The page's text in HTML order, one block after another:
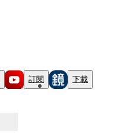
訂閱 下載